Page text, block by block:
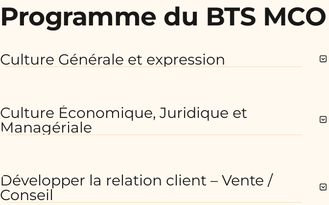
Programme du BTS MCO
Culture Générale et expression
Culture Économique, Juridique et
Managériale
Développer la relation client – Vente /
Conseil